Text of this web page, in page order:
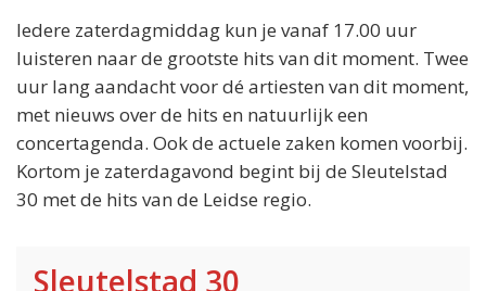
Iedere zaterdagmiddag kun je vanaf 17.00 uur
luisteren naar de grootste hits van dit moment. Twee
uur lang aandacht voor dé artiesten van dit moment,
met nieuws over de hits en natuurlijk een
concertagenda. Ook de actuele zaken komen voorbij.
Kortom je zaterdagavond begint bij de Sleutelstad
30 met de hits van de Leidse regio.
Sleutelstad 30